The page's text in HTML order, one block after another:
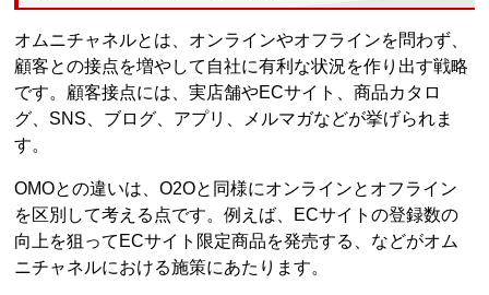
オムニチャネルとは、オンラインやオフラインを問わず、
顧客との接点を増やして自社に有利な状況を作り出す戦略
です。顧客接点には、実店舗やECサイト、商品カタロ
グ、SNS、ブログ、アプリ、メルマガなどが挙げられま
す。
OMOとの違いは、O2Oと同様にオンラインとオフライン
を区別して考える点です。例えば、ECサイトの登録数の
向上を狙ってECサイト限定商品を発売する、などがオム
ニチャネルにおける施策にあたります。